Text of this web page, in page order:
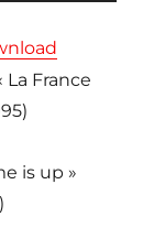
La France
is up »